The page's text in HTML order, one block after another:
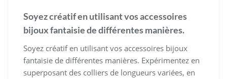
Soyez créatif en utilisant vos accessoires
bijoux fantaisie de différentes manières.
Soyez créatif en utilisant vos accessoires bijoux
fantaisie de différentes manières. Expérimentez en
superposant des colliers de longueurs variées, en